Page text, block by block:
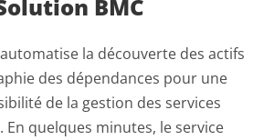
BMC
la découverte des actifs
des dépendances pour une
de la gestion des services
En quelques minutes, le service